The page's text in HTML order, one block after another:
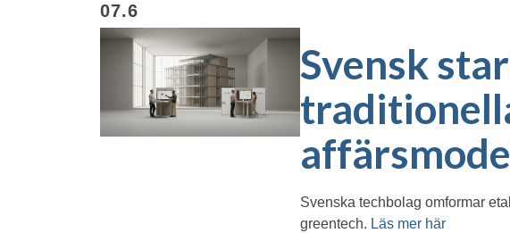
07.6
Svensk
Svenska techbolag omformar
greentech. Läs mer här